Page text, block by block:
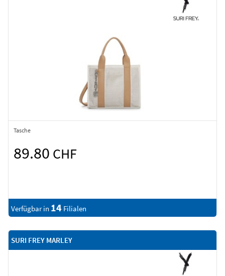
Tasche
89.80 CHF
Verfügbar in 14 Filialen
SURI FREY MARLEY